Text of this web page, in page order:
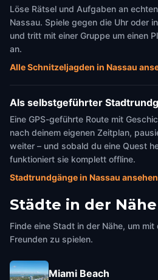
Löse Rätsel und Aufgaben an
Nassau. Spiele gegen die Uhr oder
und tritt mit einer Gruppe um einen
an.
Alle Schnitzeljagden in Nassau
Als selbstgeführter
Eine GPS-geführte Route mit
nach deinem eigenen Zeitplan,
weiter – und sobald du eine Quest
funktioniert sie komplett offline.
Stadtrundgänge in Nassau ansehen
Städte in der Nähe
Finde eine Stadt in der Nähe, um mit
Freunden zu spielen.
Miami Beach